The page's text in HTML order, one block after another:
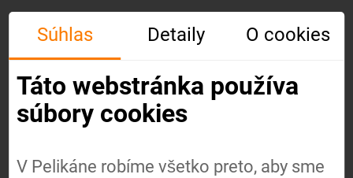
Súhlas Detaily O cookies
Táto webstránka používa
súbory cookies
V Pelikáne robíme všetko preto, aby sme